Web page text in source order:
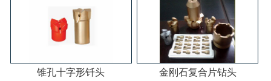
锥孔十字形钎头 金刚石复合片钻头